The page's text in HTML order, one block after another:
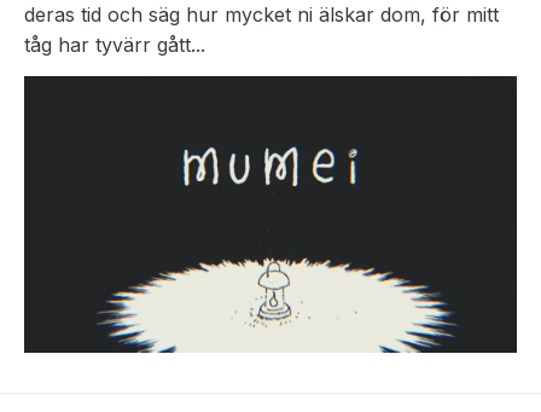
deras tid och säg hur mycket ni älskar dom, för mitt
tåg har tyvärr gått...